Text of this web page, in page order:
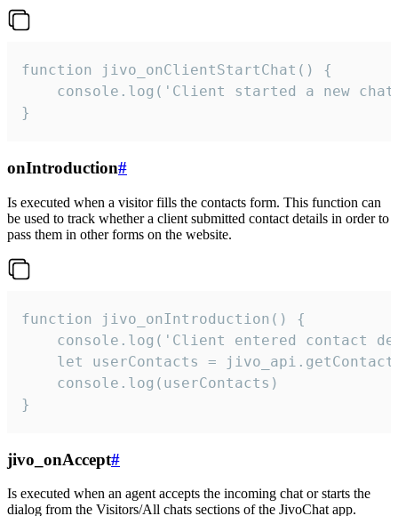
function jivo_onClientStartChat() {
console.log('Client started a new
}
onIntroduction#
Is executed when a visitor fills the contacts form. This function can
be used to track whether a client submitted contact details in order to
pass them in other forms on the website.
function jivo_onIntroduction() {
console.log('Client entered contact
let userContacts =
    console.log(userContacts)
}
jivo_onAccept#
Is executed when an agent accepts the incoming chat or starts the
dialog from the Visitors/All chats sections of the JivoChat app.